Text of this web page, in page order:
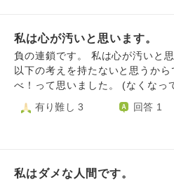
当に驚きました。その物が無くて
そういう忘れ物が見つかったとい
ショックでたまらないと思います。 その時は生野区
祖父の家に行ってて青いジャンバ
不足で意識が飛んでいたと思い
通にショックでたまりません。そ
私は心が汚いと思います。
負の連鎖です。 私は心が汚いと
以下の考えを持たないと思うか
べ！って思いました。 (なくなっ
なかったので) 私はカップルが嫌
い、最近わかったのですが多分
ンしたかった んだと思います。
有り難し 3 回答 1
私はダメな人間です。